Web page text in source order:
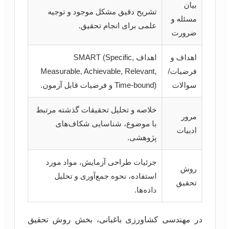
بیان
مسئله و
ضرورت
تشریح دقیق مشکل موجود و توجیه
علمی برای انجام تحقیق.
اهداف و
فرضیات/
سوالات
اهداف SMART (Specific,
Measurable, Achievable, Relevant,
Time-bound) و فرضیات قابل آزمون.
مرور
ادبیات
خلاصه و تحلیل تحقیقات گذشته مرتبط
با موضوع، شناسایی شکاف‌های
پژوهشی.
روش
تحقیق
جزئیات طراحی آزمایش، مواد مورد
استفاده، نحوه جمع‌آوری و تحلیل
داده‌ها.
در مهندسی کشاورزی باغبانی، بخش روش تحقیق